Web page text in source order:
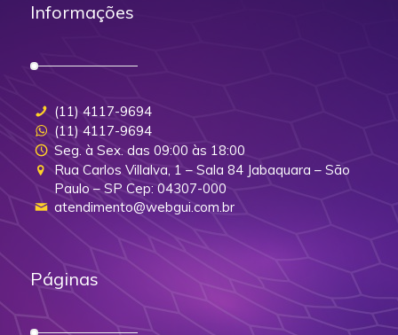
Informações
(11) 4117-9694
(11) 4117-9694
Seg. à Sex. das 09:00 às 18:00
Rua Carlos Villalva, 1 – Sala 84 Jabaquara – São
Paulo – SP Cep: 04307-000
atendimento@webgui.com.br
Páginas